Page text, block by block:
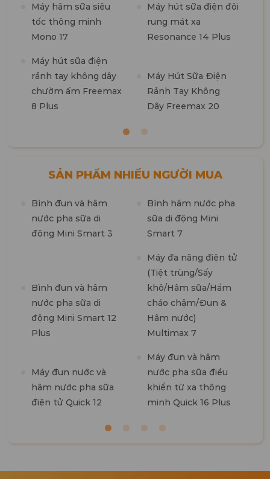
Máy hâm sữa siêu
tốc thông minh
Mono 17
Máy hút sữa điện đôi
rung mát xa
Resonance 14 Plus
Máy hút sữa điện
rảnh tay không dây
chườm ấm Freemax
8 Plus
Máy Hút Sữa Điện
Rảnh Tay Không
Dây Freemax 20
SẢN PHẨM NHIỀU NGƯỜI MUA
Bình đun và hâm
nước pha sữa di
động Mini Smart 3
Bình hâm nước pha
sữa di động Mini
Smart 7
Bình đun và hâm
nước pha sữa di
động Mini Smart 12
Plus
Máy đa năng điện tử
(Tiệt trùng/Sấy
khô/Hâm sữa/Hầm
cháo chậm/Đun &
Hâm nước)
Multimax 7
Máy đun nước và
hâm nước pha sữa
điện tử Quick 12
Máy đun và hâm
nước pha sữa điều
khiển từ xa thông
minh Quick 16 Plus